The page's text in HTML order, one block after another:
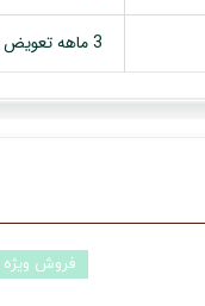
3 ماهه تعویض بی قید و شرط + 9 ماه خدمات
فروش ویژه